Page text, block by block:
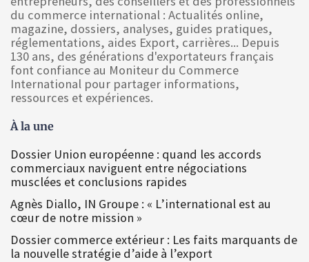
du commerce international : Actualités online,
magazine, dossiers, analyses, guides pratiques,
réglementations, aides Export, carrières... Depuis
130 ans, des générations d'exportateurs français
font confiance au Moniteur du Commerce
International pour partager informations,
ressources et expériences.
À la une
Dossier Union européenne : quand les accords
commerciaux naviguent entre négociations
musclées et conclusions rapides
Agnès Diallo, IN Groupe : « L’international est au
cœur de notre mission »
Dossier commerce extérieur : Les faits marquants de
la nouvelle stratégie d’aide à l’export